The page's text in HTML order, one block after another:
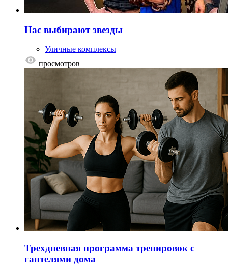
Нас выбирают звезды
Уличные комплексы
просмотров
Трехдневная программа тренировок с
гантелями дома